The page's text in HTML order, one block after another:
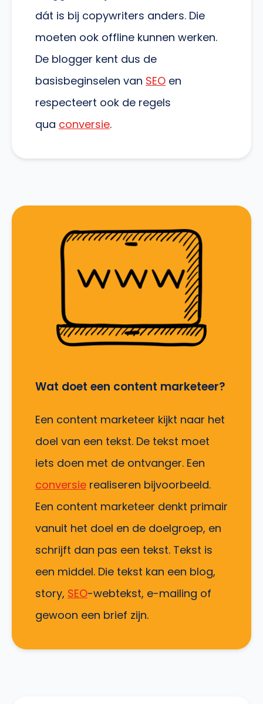
dát is bij copywriters anders. Die
moeten ook offline kunnen werken.
De blogger kent dus de
basisbeginselen van SEO en
respecteert ook de regels
qua conversie.
Wat doet een content marketeer?
Een content marketeer kijkt naar het
doel van een tekst. De tekst moet
iets doen met de ontvanger. Een
conversie realiseren bijvoorbeeld.
Een content marketeer denkt primair
vanuit het doel en de doelgroep, en
schrijft dan pas een tekst. Tekst is
een middel. Die tekst kan een blog,
story, SEO-webtekst, e-mailing of
gewoon een brief zijn.